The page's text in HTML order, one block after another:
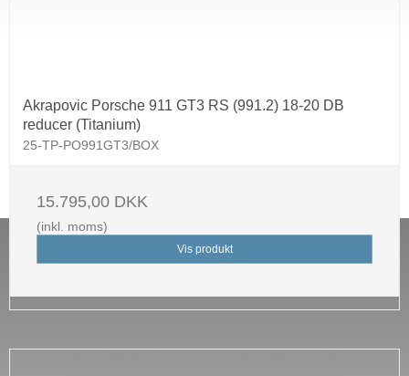
Akrapovic Porsche 911 GT3 RS (991.2) 18-20 DB
reducer (Titanium)
25-TP-PO991GT3/BOX
15.795,00 DKK
(inkl. moms)
Vis produkt